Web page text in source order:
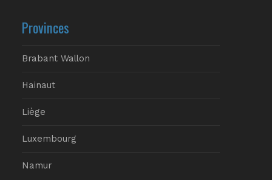
Provinces
Brabant Wallon
Hainaut
Liège
Luxembourg
Namur